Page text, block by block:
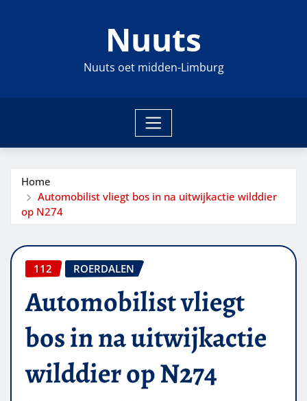
Nuuts
Nuuts oet midden-Limburg
Home
Automobilist vliegt bos in na uitwijkactie wilddier
op N274
112 ROERDALEN
Automobilist vliegt
bos in na uitwijkactie
wilddier op N274